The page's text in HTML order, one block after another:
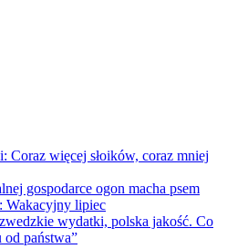
Coraz więcej słoików, coraz mniej
gospodarce ogon macha psem
Wakacyjny lipiec
wydatki, polska jakość. Co
państwa”